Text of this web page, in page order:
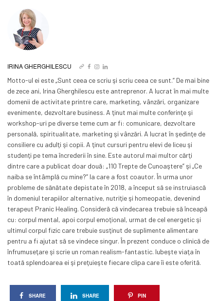
IRINA GHERGHILESCU
Motto-ul ei este „Sunt ceea ce scriu şi scriu ceea ce sunt.” De mai bine
de zece ani, Irina Gherghilescu este antreprenor. A lucrat în mai multe
domenii de activitate printre care, marketing, vânzări, organizare
evenimente, dezvoltare business. A ţinut mai multe conferinţe şi
workshop-uri pe diverse teme cum ar fi: comunicare, dezvoltare
personală, spiritualitate, marketing şi vânzări. A lucrat în şedinţe de
consiliere cu adulţi şi copii. A ţinut cursuri pentru elevi de liceu şi
studenţi pe tema încrederii în sine. Este autorul mai multor cărţi
dintre care a publicat doar două: „110 Trepte de Cunoaştere” şi „Ce
naiba se întâmplă cu mine?” la care a fost coautor. În urma unor
probleme de sănătate depistate în 2018, a început să se instruiască
în domeniul terapiilor alternative, nutriţie şi homeopatie, devenind
terapeut Pranic Healing. Consideră că vindecarea trebuie să înceapă
cu: corpul mental, apoi corpul emoţional, urmat de cel energetic şi
ultimul corpul fizic care trebuie susţinut de suplimente alimentare
pentru a fi ajutat să se vindece singur. În prezent conduce o clinică de
înfrumuseţare şi scrie un roman realism-fantastic. Iubeşte viaţa în
toată splendoarea ei şi preţuieşte fiecare clipa care îi este oferită.
SHARE SHARE PIN